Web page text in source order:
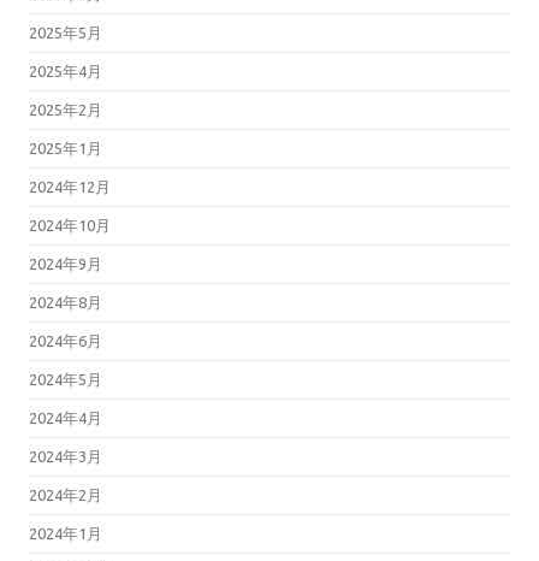
2025年5月
2025年4月
2025年2月
2025年1月
2024年12月
2024年10月
2024年9月
2024年8月
2024年6月
2024年5月
2024年4月
2024年3月
2024年2月
2024年1月